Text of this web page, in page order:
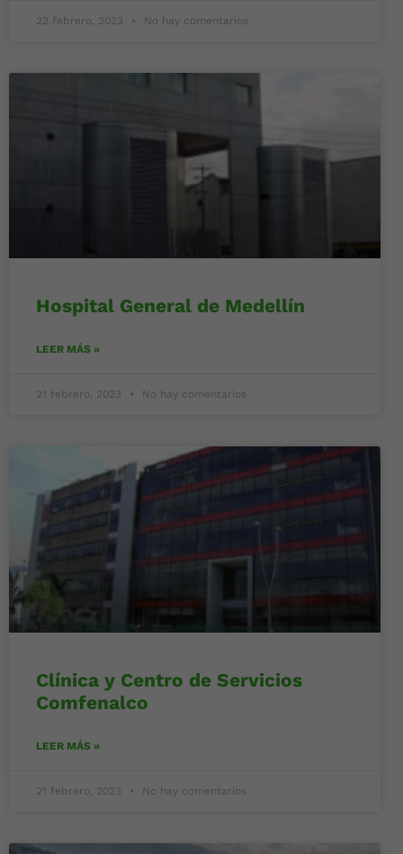
22 febrero, 2023 No hay comentarios
Hospital General de Medellín
LEER MÁS »
21 febrero, 2023 No hay comentarios
Clínica y Centro de Servicios
Comfenalco
LEER MÁS »
21 febrero, 2023 No hay comentarios